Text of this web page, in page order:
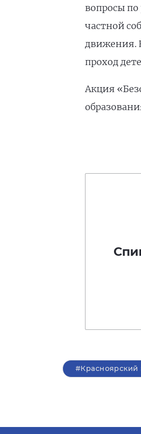
вопросы
частной
движения.
проход
Акция
#Красноярский